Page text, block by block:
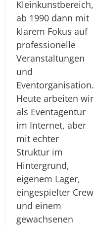
Kleinkunstbereich,
ab 1990 dann mit
klarem Fokus auf
professionelle
Veranstaltungen
und
Eventorganisation.
Heute arbeiten wir
als Eventagentur
im Internet, aber
mit echter
Struktur im
Hintergrund,
eigenem Lager,
eingespielter Crew
und einem
gewachsenen